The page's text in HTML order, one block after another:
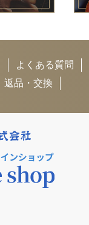
よくある質問
返品・交換